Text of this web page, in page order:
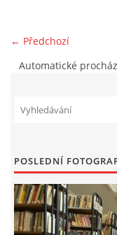
"KNIHOBUDKY"
PROJEKT FLYNN
E-KNIHY DO KAŽDÉ
GRANTY A DOTACE
← Předchozí
Automatické
POSLEDNÍ